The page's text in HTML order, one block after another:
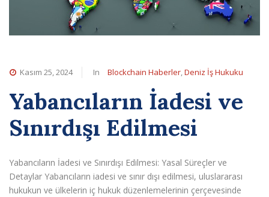
Kasım 25, 2024 In Blockchain Haberler,Deniz İş Hukuku
Yabancıların İadesi ve
Sınırdışı Edilmesi
Yabancıların İadesi ve Sınırdışı Edilmesi: Yasal Süreçler ve
Detaylar Yabancıların iadesi ve sınır dışı edilmesi, uluslararası
hukukun ve ülkelerin iç hukuk düzenlemelerinin çerçevesinde